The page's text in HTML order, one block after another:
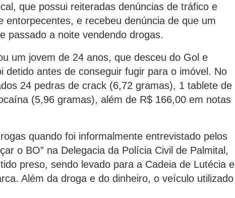
que possui reiteradas denúncias de tráfico e
entorpecentes, e recebeu denúncia de que um
passado a noite vendendo drogas.
um jovem de 24 anos, que desceu do Gol e
antes de conseguir fugir para o imóvel. No
24 pedras de crack (6,72 gramas), 1 tablete de
(5,96 gramas), além de R$ 166,00 em notas
quando foi informalmente entrevistado pelos
o BO” na Delegacia da Polícia Civil de Palmital,
preso, sendo levado para a Cadeia de Lutécia e
Além da droga e do dinheiro, o veículo utilizado